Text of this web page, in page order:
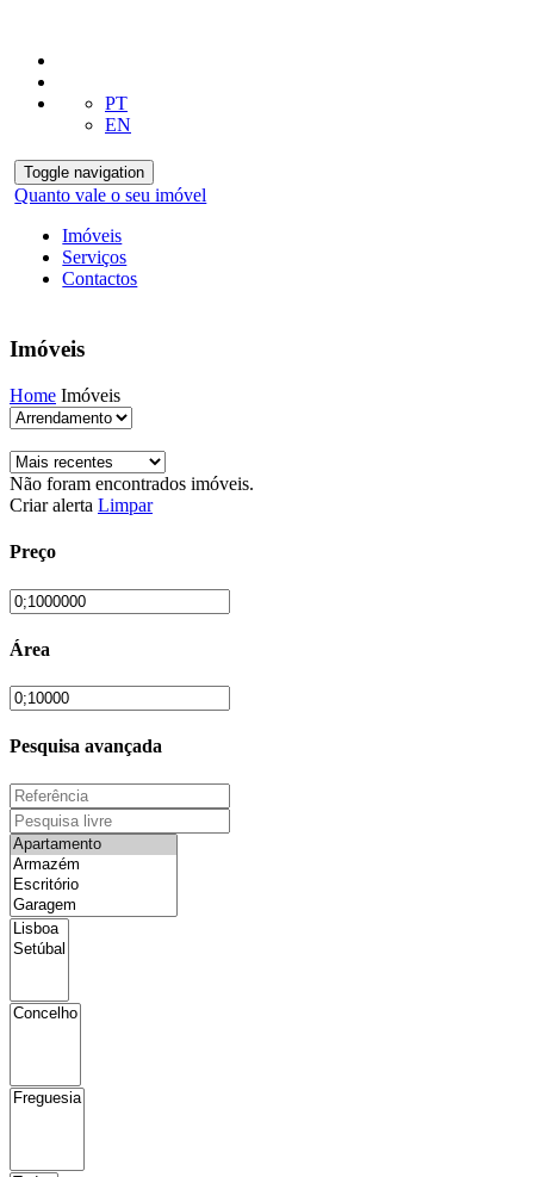
PT
EN
Toggle navigation
Quanto vale o seu imóvel
Imóveis
Serviços
Contactos
Imóveis
Home Imóveis
Não foram encontrados imóveis.
Criar alerta Limpar
Preço
Área
Pesquisa avançada